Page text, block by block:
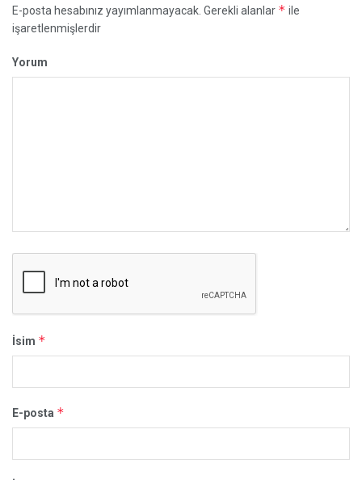
E-posta hesabınız yayımlanmayacak. Gerekli alanlar * ile
işaretlenmişlerdir
Yorum
İsim *
E-posta *